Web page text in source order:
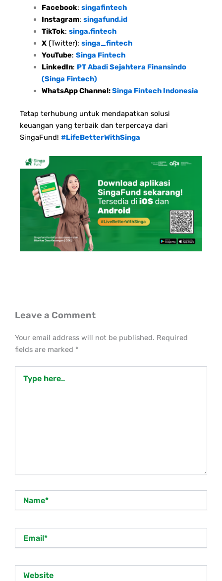
Facebook: singafintech
Instagram: singafund.id
TikTok: singa.fintech
X(Twitter): singa_fintech
YouTube: Singa Fintech
LinkedIn: PT Abadi Sejahtera Finansindo
(Singa Fintech)
WhatsApp Channel:Singa Fintech Indonesia
Tetap terhubung untuk mendapatkan solusi
keuangan yang terbaik dan terpercaya dari
SingaFund! #LifeBetterWithSinga
Leave a Comment
Your email address will not be published. Required
fields are marked *
here..